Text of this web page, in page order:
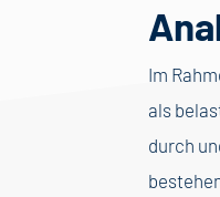
Im
als
durch